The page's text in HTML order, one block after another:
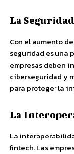
La
Con el aumento
seguridad es una
empresas deben
ciberseguridad y
para proteger la
La
La
fintech. Las